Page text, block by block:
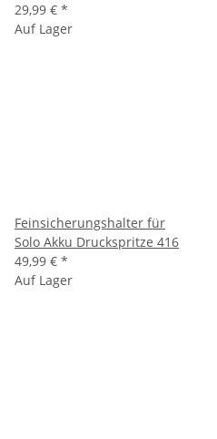
29,99 € *
Auf Lager
Feinsicherungshalter für
Solo Akku Druckspritze 416
49,99 € *
Auf Lager